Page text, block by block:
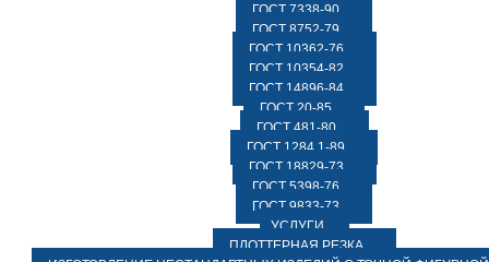
ГОСТ 7338-90
ГОСТ 8752-79
ГОСТ 10362-76
ГОСТ 10354-82
ГОСТ 14896-84
ГОСТ 20-85
ГОСТ 481-80
ГОСТ 1284.1-89
ГОСТ 18829-73
ГОСТ 5398-76
ГОСТ 9833-73
УСЛУГИ
ПЛОТТЕРНАЯ РЕЗКА